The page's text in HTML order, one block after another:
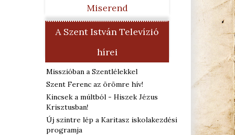
Miserend
A Szent István Televízió
hírei
Misszióban a Szentlélekkel
Szent Ferenc az örömre hív!
Kincsek a múltból - Hiszek Jézus
Krisztusban!
Új szintre lép a Karitasz iskolakezdési
programja